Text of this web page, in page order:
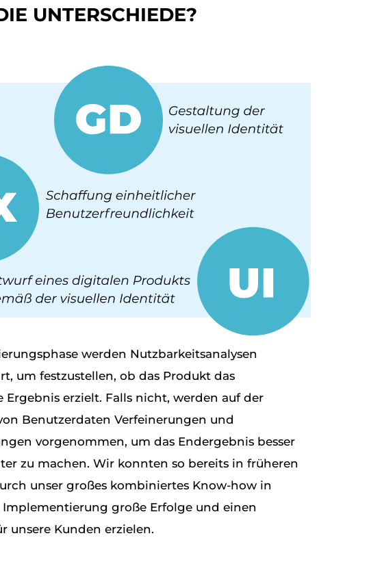
UNTERSCHIEDE?
werden Nutzbarkeitsanalysen
um festzustellen, ob das Produkt das
Ergebnis erzielt. Falls nicht, werden auf der
Benutzerdaten Verfeinerungen und
vorgenommen, um das Endergebnis besser
zu machen. Wir konnten so bereits in früheren
unser großes kombiniertes Know-how in
große Erfolge und einen
unsere Kunden erzielen.